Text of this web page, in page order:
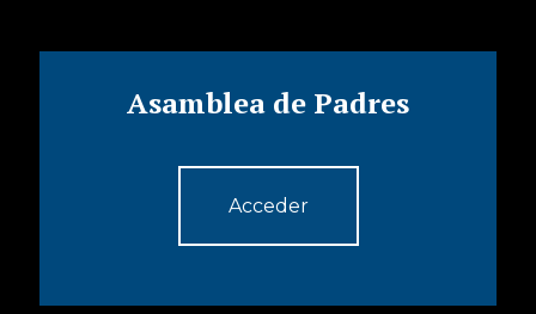
Asamblea de Padres
Acceder